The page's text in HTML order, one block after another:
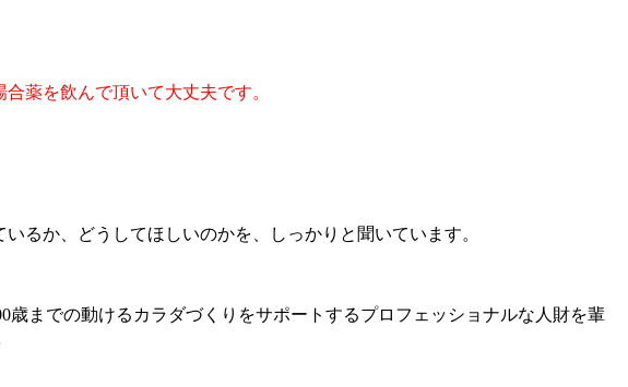
薬を飲んで頂いて大丈夫です。
るか、どうしてほしいのかを、しっかりと聞いています。
までの動けるカラダづくりをサポートするプロフェッショナルな人財を輩